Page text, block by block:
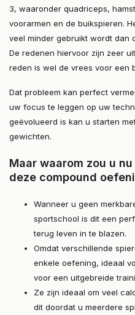
3, waaronder quadriceps,
voorarmen en de buikspieren.
veel minder gebruikt wordt dan
De redenen hiervoor zijn zeer
reden is wel de vrees voor een
Dat probleem kan perfect
uw focus te leggen op uw
geëvolueerd is kan u starten
gewichten.
Maar waarom zou u
deze compound
Wanneer u geen
sportschool is dit een
terug leven in te blazen.
Omdat verschillende
enkele oefening, ideaal
voor een uitgebreide
Ze zijn ideaal om veel
dit doordat u meerdere